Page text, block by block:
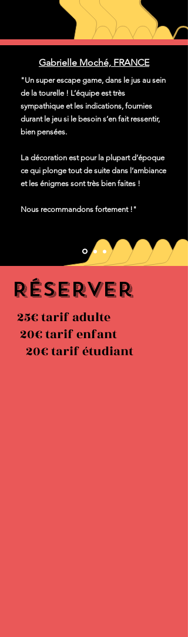
Gabrielle Moché, FRANCE
"Un super escape game, dans le jus au sein
de la tourelle ! L’équipe est très
sympathique et les indications, fournies
durant le jeu si le besoin s’en fait ressentir,
bien pensées.
La décoration est pour la plupart d’époque
ce qui plonge tout de suite dans l’ambiance
et les énigmes sont très bien faites !
Nous recommandons fortement !"
Réserver
25€ tarif adulte
20€ tarif enfant
20€ tarif étudiant